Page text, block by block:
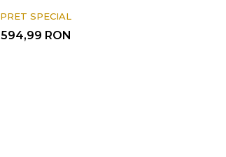
PRET SPECIAL
594,99 RON